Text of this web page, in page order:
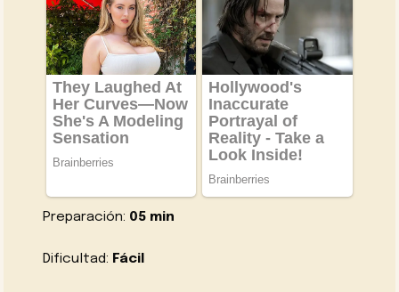
Preparación: 05 min
Dificultad: Fácil